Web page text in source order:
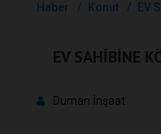
Haber Konut EV
EV SAHİBİNE
Duman İnşaat